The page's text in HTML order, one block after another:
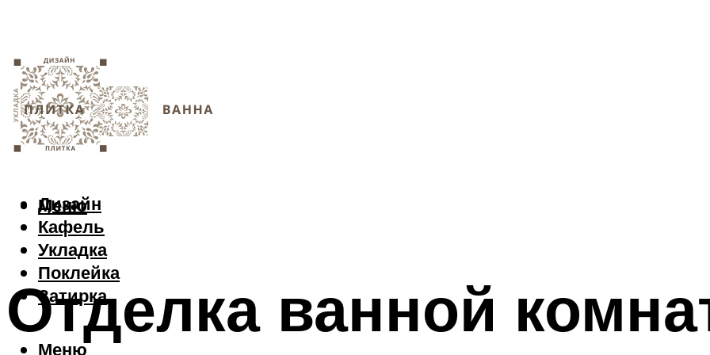
Дизайн
Кафель
Укладка
Поклейка
Затирка
Меню
Меню
Отделка ванной